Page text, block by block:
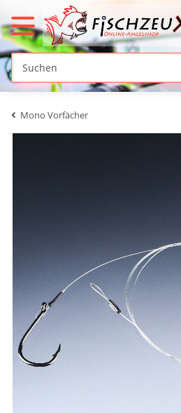
Mono Vorfächer